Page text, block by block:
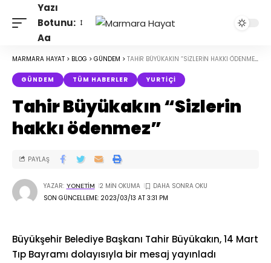
Yazı
Botunu:
Aa
MARMARA HAYAT > BLOG > GÜNDEM > TAHIR BÜYÜKAKIN “SIZLERIN HAKKI ÖDENMEZ”
GÜNDEM TÜM HABERLER YURTIÇI
Tahir Büyükakın “Sizlerin
hakkı ödenmez”
SON GÜNCELLEME: 2023/03/13 AT 3:31 PM
YAZAR: YONETIM 2 MIN OKUMA
PAYLAŞ
Büyükşehir Belediye Başkanı Tahir Büyükakın, 14 Mart
Tıp Bayramı dolayısıyla bir mesaj yayınladı